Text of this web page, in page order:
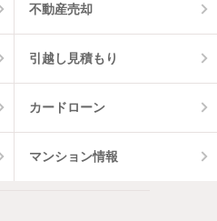
不動産売却
引越し見積もり
カードローン
マンション情報